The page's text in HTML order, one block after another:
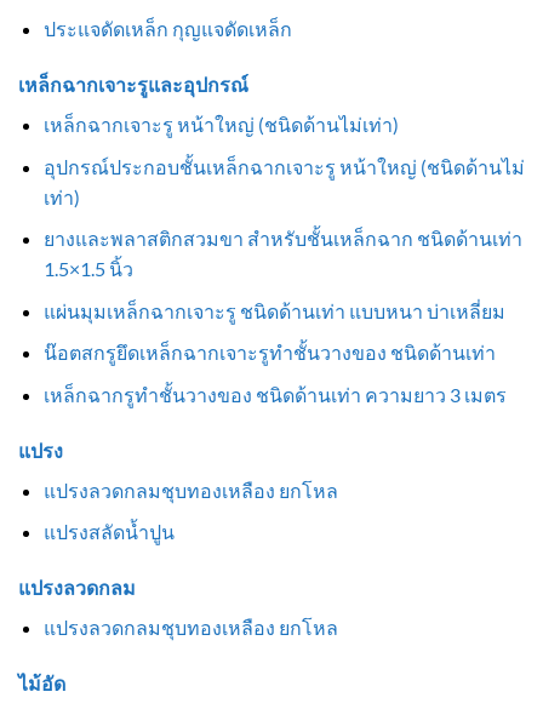
ประแจดัดเหล็ก กุญแจดัดเหล็ก
เหล็กฉากเจาะรูและอุปกรณ์
เหล็กฉากเจาะรู หน้าใหญ่ (ชนิดด้านไม่เท่า)
อุปกรณ์ประกอบชั้นเหล็กฉากเจาะรู หน้าใหญ่ (ชนิดด้านไม่
เท่า)
ยางและพลาสติกสวมขา สำหรับชั้นเหล็กฉาก ชนิดด้านเท่า
1.5×1.5 นิ้ว
แผ่นมุมเหล็กฉากเจาะรู ชนิดด้านเท่า แบบหนา บ่าเหลี่ยม
น๊อตสกรูยึดเหล็กฉากเจาะรูทำชั้นวางของ ชนิดด้านเท่า
เหล็กฉากรูทำชั้นวางของ ชนิดด้านเท่า ความยาว 3 เมตร
แปรง
แปรงลวดกลมชุบทองเหลือง ยกโหล
แปรงสลัดน้ำปูน
แปรงลวดกลม
แปรงลวดกลมชุบทองเหลือง ยกโหล
ไม้อัด